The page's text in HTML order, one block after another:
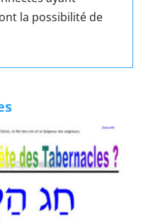
la possibilité de